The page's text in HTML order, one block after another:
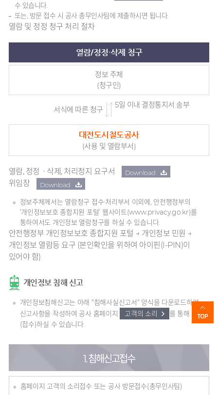
수 있습니다.
또는, 방문 접수 시 공사 총무인사팀에 제출하시면 됩니다.
열람 및 정정 청구 처리 절차
열람/정정·삭제 청구
정보 주체
(청구인)
서식에 따른 청구
5일 이내 결정통지서 송부
대전도시철도공사
(사용 및 열람부서)
열람, 정정ㆍ삭제, 처리정지 요구서 Download
위임장 Download
정보주체께서는 열람청구 접수·처리부서 이외에, 안전행정부의
‘개인정보보호 종합지원 포털’ 웹사이트(www.privacy.go.kr)를
통하여서도 개인정보 열람청구를 하실 수 있습니다.
안전행정부 개인정보보호 종합지원 포털 → 개인정보 민원 →
개인정보 열람등 요구 (본인확인을 위하여 아이핀(I-PIN)이
있어야 함)
개인정보 침해 신고
개인정보침해신고는 아래 "침해사실신고서" 양식을 다운로드하여
신고사항을 작성하여 공사 홈페이지
고객의 소리
를 통해 신고
(접수)하실 수 있습니다.
1. 침해신고접수
홈페이지 고객의 소리접수 또는 공사 방문접수(총무인사팀)